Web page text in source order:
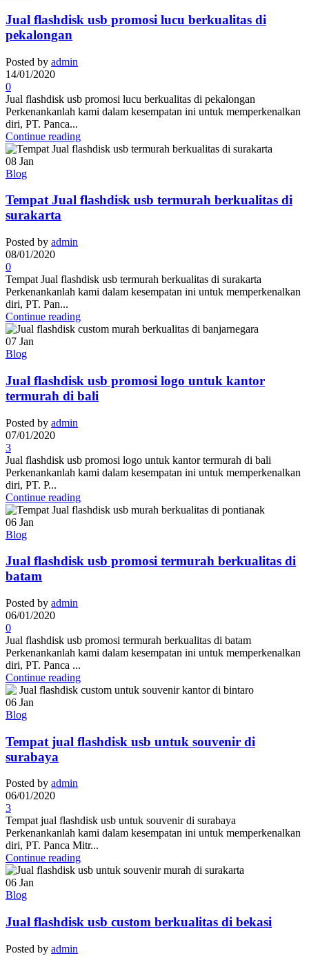
Jual flashdisk usb promosi lucu berkualitas di
pekalongan
Posted by admin
14/01/2020
0
Jual flashdisk usb promosi lucu berkualitas di pekalongan
Perkenankanlah kami dalam kesempatan ini untuk memperkenalkan
diri, PT. Panca...
Continue reading
08 Jan
Blog
Tempat Jual flashdisk usb termurah berkualitas di
surakarta
Posted by admin
08/01/2020
0
Tempat Jual flashdisk usb termurah berkualitas di surakarta
Perkenankanlah kami dalam kesempatan ini untuk memperkenalkan
diri, PT. Pan...
Continue reading
07 Jan
Blog
Jual flashdisk usb promosi logo untuk kantor
termurah di bali
Posted by admin
07/01/2020
3
Jual flashdisk usb promosi logo untuk kantor termurah di bali
Perkenankanlah kami dalam kesempatan ini untuk memperkenalkan
diri, PT. P...
Continue reading
06 Jan
Blog
Jual flashdisk usb promosi termurah berkualitas di
batam
Posted by admin
06/01/2020
0
Jual flashdisk usb promosi termurah berkualitas di batam
Perkenankanlah kami dalam kesempatan ini untuk memperkenalkan
diri, PT. Panca ...
Continue reading
06 Jan
Blog
Tempat jual flashdisk usb untuk souvenir di
surabaya
Posted by admin
06/01/2020
3
Tempat jual flashdisk usb untuk souvenir di surabaya
Perkenankanlah kami dalam kesempatan ini untuk memperkenalkan
diri, PT. Panca Mitr...
Continue reading
06 Jan
Blog
Jual flashdisk usb custom berkualitas di bekasi
Posted by admin